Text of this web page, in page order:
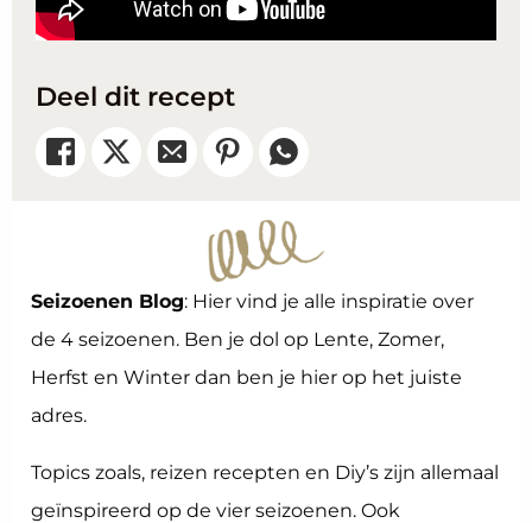
Deel dit recept
Seizoenen Blog: Hier vind je alle inspiratie over
de 4 seizoenen. Ben je dol op Lente, Zomer,
Herfst en Winter dan ben je hier op het juiste
adres.
Topics zoals, reizen recepten en Diy’s zijn allemaal
geïnspireerd op de vier seizoenen. Ook